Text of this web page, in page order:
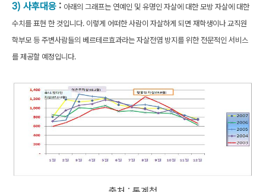
3) 사후대응 : 아래의 그래프는 연예인 및 유명인 자살에 대한 모방 자살에 대한
수치를 표현 한 것입니다. 이렇게 어떠한 사람이 자살하게 되면 재학생이나 교직원
학부모 등 주변사람들의 베르테르효과라는 자살전염 방지를 위한 전문적인 서비스
를 제공할 예정입니다.